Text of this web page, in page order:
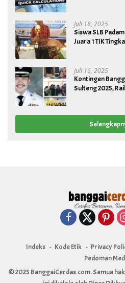
Juli 18, 2025
Siswa SLB
Juara 1 TIK
Juli 16, 2025
Kontingen
Sulteng 2025,
Indeks Kode Etik Privacy
Pedoman
© 2025 BanggaiCerdas.com. Semua